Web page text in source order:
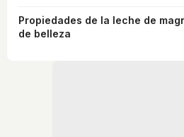
Propiedades de la leche de
de belleza